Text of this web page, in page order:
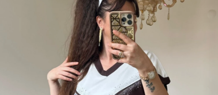
Büyük Beden Gecelik